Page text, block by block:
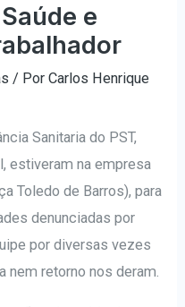
e
/ PorCarlos Henrique
Sanitaria do PST,
estiveram na empresa
Toledo de Barros), para
denunciadas por
por diversas vezes
retorno nos deram.